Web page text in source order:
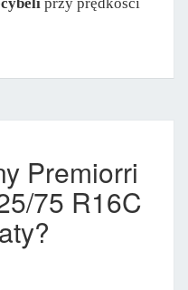
Premiorri
75 R16C